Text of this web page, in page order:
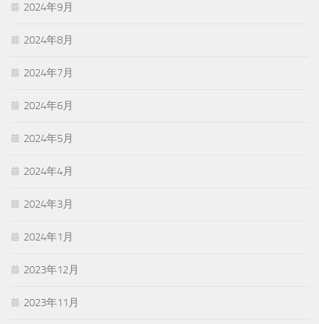
2024年9月
2024年8月
2024年7月
2024年6月
2024年5月
2024年4月
2024年3月
2024年1月
2023年12月
2023年11月